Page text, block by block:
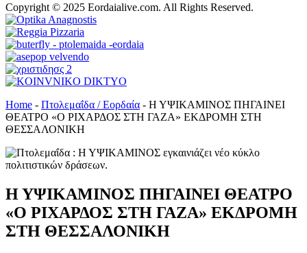
Copyright © 2025 Eordaialive.com. All Rights Reserved.
Home - Πτολεμαΐδα / Εορδαία - Η ΥΨΙΚΑΜΙΝΟΣ ΠΗΓΑΙΝΕΙ
ΘΕΑΤΡΟ «Ο ΡΙΧΑΡΔΟΣ ΣΤΗ ΓΑΖΑ» ΕΚΔΡΟΜΗ ΣΤΗ
ΘΕΣΣΑΛΟΝΙΚΗ
Η ΥΨΙΚΑΜΙΝΟΣ ΠΗΓΑΙΝΕΙ ΘΕΑΤΡΟ
«Ο ΡΙΧΑΡΔΟΣ ΣΤΗ ΓΑΖΑ» ΕΚΔΡΟΜΗ
ΣΤΗ ΘΕΣΣΑΛΟΝΙΚΗ